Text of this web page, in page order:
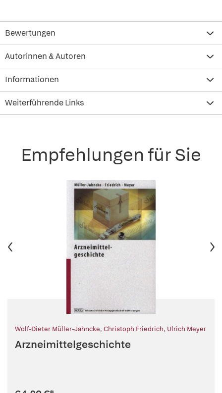
Bewertungen
Autorinnen & Autoren
Informationen
Weiterführende Links
Empfehlungen für Sie
Wolf-Dieter Müller-Jahncke, Christoph Friedrich, Ulrich Meyer
Arzneimittelgeschichte